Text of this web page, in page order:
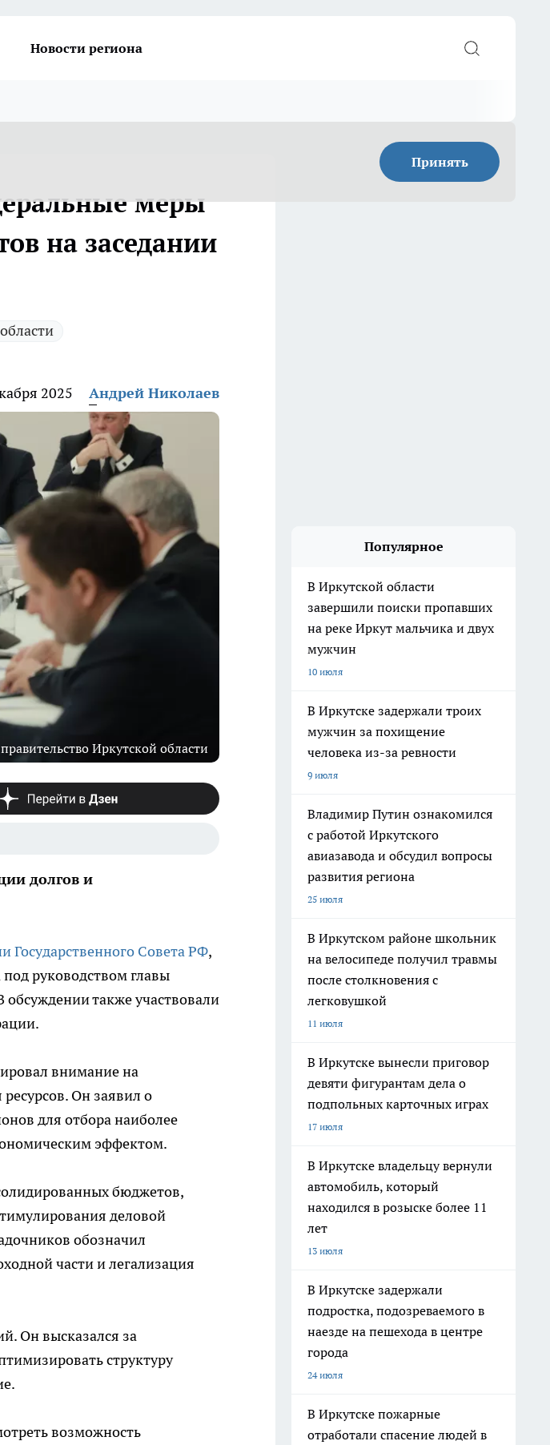
Новости региона
Принять
меры
на заседании
2025 Андрей Николаев
Иркутской области
долгов и
Государственного Совета РФ,
руководством главы
обсуждении также участвовали
внимание на
Он заявил о
для отбора наиболее
эффектом.
бюджетов,
деловой
обозначил
части и легализация
Он высказался за
структуру
возможность
Популярное
В Иркутской области
завершили поиски пропавших
на реке Иркут мальчика и двух
мужчин
10 июля
В Иркутске задержали троих
мужчин за похищение
человека из-за ревности
9 июля
Владимир Путин ознакомился
с работой Иркутского
авиазавода и обсудил вопросы
развития региона
25 июля
В Иркутском районе школьник
на велосипеде получил травмы
после столкновения с
легковушкой
11 июля
В Иркутске вынесли приговор
девяти фигурантам дела о
подпольных карточных играх
17 июля
В Иркутске владельцу вернули
автомобиль, который
находился в розыске более 11
лет
13 июля
В Иркутске задержали
подростка, подозреваемого в
наезде на пешехода в центре
города
24 июля
В Иркутске пожарные
отработали спасение людей в